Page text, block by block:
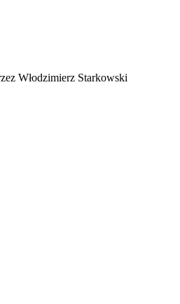
Włodzimierz Starkowski